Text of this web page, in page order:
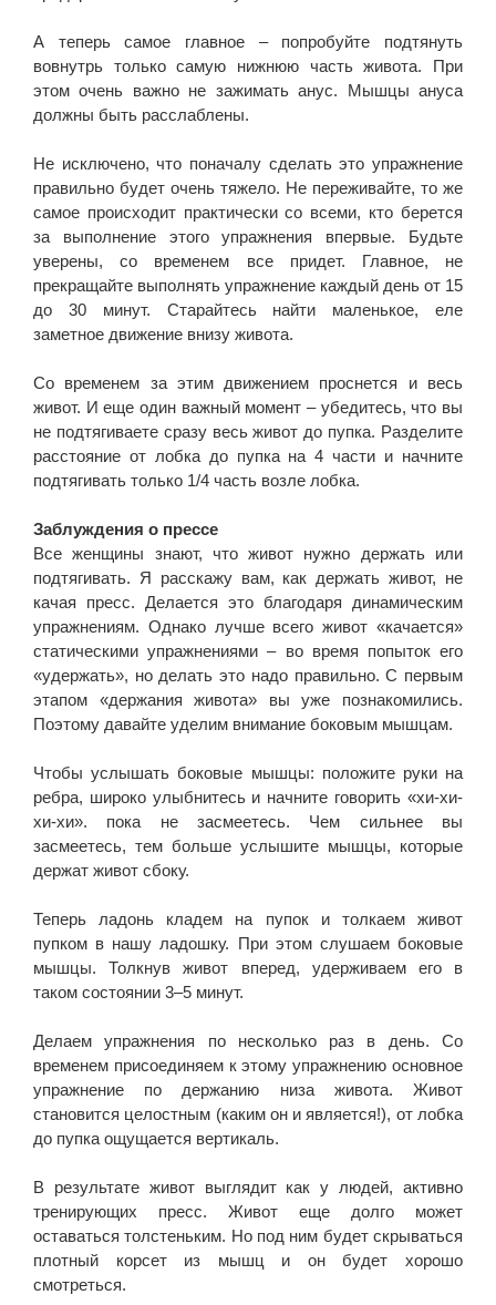
А теперь самое главное – попробуйте подтянуть
вовнутрь только самую нижнюю часть живота. При
этом очень важно не зажимать анус. Мышцы ануса
должны быть расслаблены.
Не исключено, что поначалу сделать это упражнение
правильно будет очень тяжело. Не переживайте, то же
самое происходит практически со всеми, кто берется
за выполнение этого упражнения впервые. Будьте
уверены, со временем все придет. Главное, не
прекращайте выполнять упражнение каждый день от 15
до 30 минут. Старайтесь найти маленькое, еле
заметное движение внизу живота.
Со временем за этим движением проснется и весь
живот. И еще один важный момент – убедитесь, что вы
не подтягиваете сразу весь живот до пупка. Разделите
расстояние от лобка до пупка на 4 части и начните
подтягивать только 1/4 часть возле лобка.
Заблуждения о прессе
Все женщины знают, что живот нужно держать или
подтягивать. Я расскажу вам, как держать живот, не
качая пресс. Делается это благодаря динамическим
упражнениям. Однако лучше всего живот «качается»
статическими упражнениями – во время попыток его
«удержать», но делать это надо правильно. С первым
этапом «держания живота» вы уже познакомились.
Поэтому давайте уделим внимание боковым мышцам.
Чтобы услышать боковые мышцы: положите руки на
ребра, широко улыбнитесь и начните говорить «хи-хи-
хи-хи». пока не засмеетесь. Чем сильнее вы
засмеетесь, тем больше услышите мышцы, которые
держат живот сбоку.
Теперь ладонь кладем на пупок и толкаем живот
пупком в нашу ладошку. При этом слушаем боковые
мышцы. Толкнув живот вперед, удерживаем его в
таком состоянии 3–5 минут.
Делаем упражнения по несколько раз в день. Со
временем присоединяем к этому упражнению основное
упражнение по держанию низа живота. Живот
становится целостным (каким он и является!), от лобка
до пупка ощущается вертикаль.
В результате живот выглядит как у людей, активно
тренирующих пресс. Живот еще долго может
оставаться толстеньким. Но под ним будет скрываться
плотный корсет из мышц и он будет хорошо
смотреться.